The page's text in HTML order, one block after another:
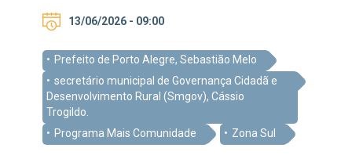
13/06/2026 - 09:00
Prefeito de Porto Alegre, Sebastião Melo
secretário municipal de Governança Cidadã e
Desenvolvimento Rural (Smgov), Cássio
Trogildo.
Programa Mais Comunidade
Zona Sul